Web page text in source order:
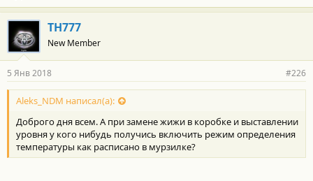
TH777
New Member
5 Янв 2018 #226
Aleks_NDM написал(а):
Доброго дня всем. А при замене жижи в коробке и выставлении
уровня у кого нибудь получись включить режим определения
температуры как расписано в мурзилке?